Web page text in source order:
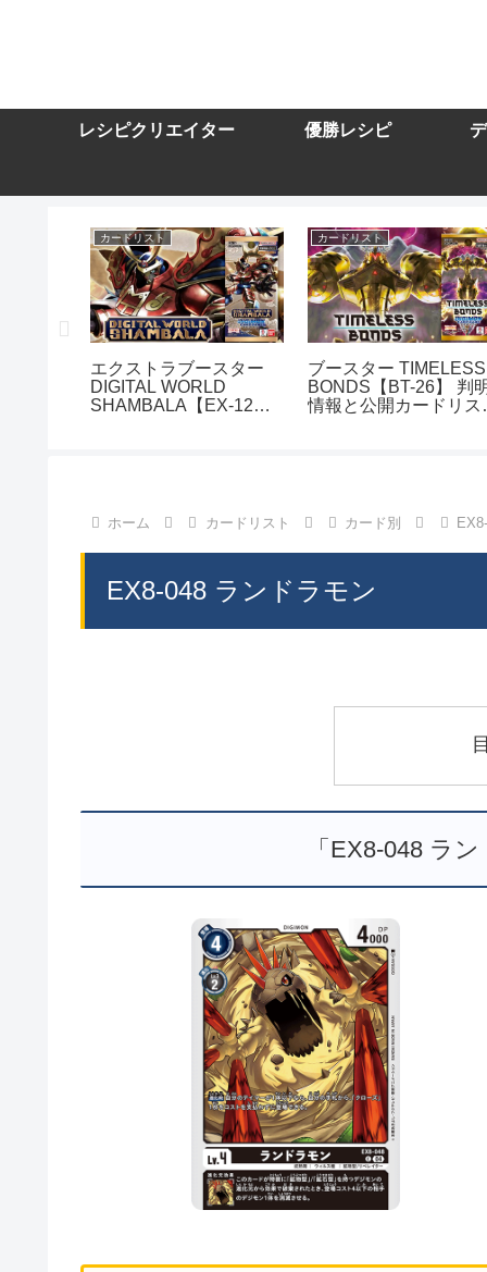
レシピクリエイター 優勝レシピ
カードリスト
エクストラブースター
DIGITAL WORLD
SHAMBALA【EX-12】
カードリスト
ブースター TIMELESS
BONDS【BT-26】 判
情報と公開カードリス
ホーム カードリスト カード別
EX8-048 ランドラモン
「EX8-048 ラ